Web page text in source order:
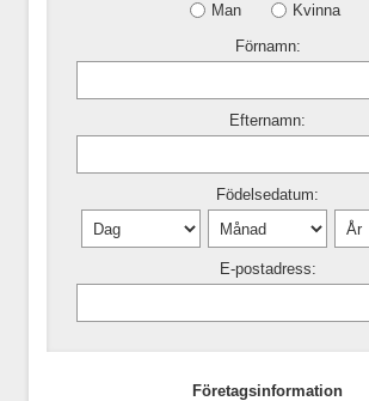
Man
Kvinna
Förnamn:
Efternamn:
Födelsedatum:
E-postadress:
Företagsinformation